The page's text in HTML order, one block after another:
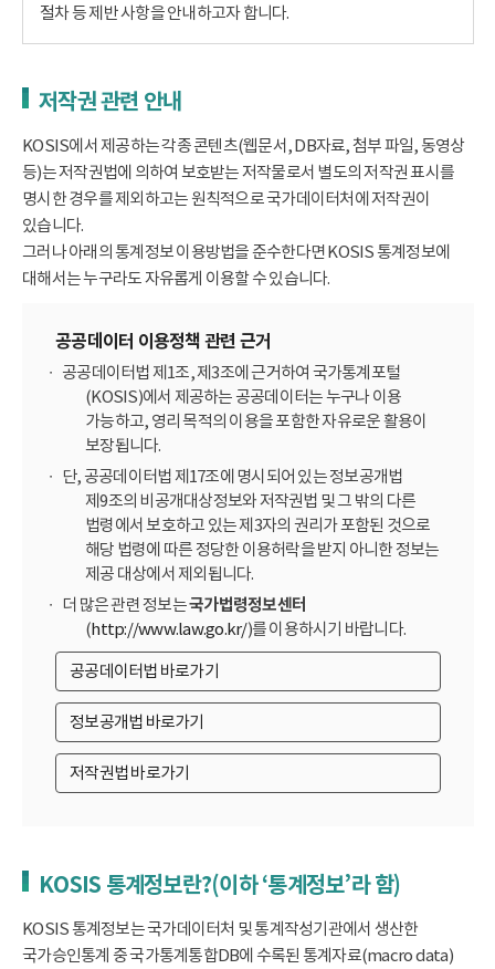
절차 등 제반 사항을 안내하고자 합니다.
저작권 관련 안내
KOSIS에서 제공하는 각종 콘텐츠(웹문서, DB자료, 첨부 파일, 동영상
등)는 저작권법에 의하여 보호받는 저작물로서 별도의 저작권 표시를
명시한 경우를 제외하고는 원칙적으로 국가데이터처에 저작권이
있습니다.
그러나 아래의 통계정보 이용방법을 준수한다면 KOSIS 통계정보에
대해서는 누구라도 자유롭게 이용할 수 있습니다.
공공데이터 이용정책 관련 근거
공공데이터법 제1조, 제3조에 근거하여 국가통계포털
(KOSIS)에서 제공하는 공공데이터는 누구나 이용
가능하고, 영리 목적의 이용을 포함한 자유로운 활용이
보장됩니다.
단, 공공데이터법 제17조에 명시되어 있는 정보공개법
제9조의 비공개대상정보와 저작권법 및 그 밖의 다른
법령에서 보호하고 있는 제3자의 권리가 포함된 것으로
해당 법령에 따른 정당한 이용허락을 받지 아니한 정보는
제공 대상에서 제외됩니다.
더 많은 관련 정보는국가법령정보센터
(http://www.law.go.kr/)를 이용하시기 바랍니다.
공공데이터법 바로가기
정보공개법 바로가기
저작권법 바로가기
KOSIS 통계정보란?(이하 ‘통계정보’라 함)
KOSIS 통계정보는 국가데이터처 및 통계작성기관에서 생산한
국가승인통계 중 국가통계통합DB에 수록된 통계자료(macro data)